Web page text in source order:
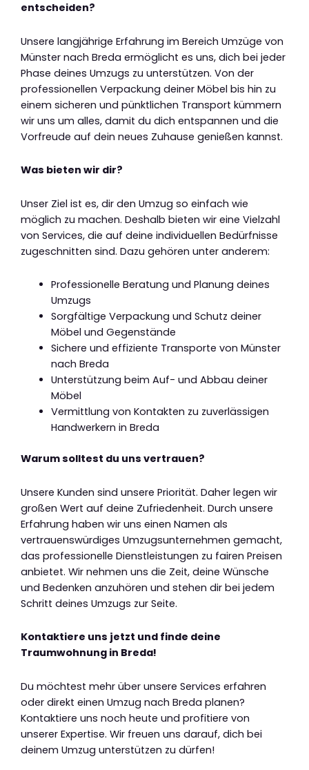
entscheiden?
Unsere langjährige Erfahrung im Bereich Umzüge von
Münster nach Breda ermöglicht es uns, dich bei jeder
Phase deines Umzugs zu unterstützen. Von der
professionellen Verpackung deiner Möbel bis hin zu
einem sicheren und pünktlichen Transport kümmern
wir uns um alles, damit du dich entspannen und die
Vorfreude auf dein neues Zuhause genießen kannst.
Was bieten wir dir?
Unser Ziel ist es, dir den Umzug so einfach wie
möglich zu machen. Deshalb bieten wir eine Vielzahl
von Services, die auf deine individuellen Bedürfnisse
zugeschnitten sind. Dazu gehören unter anderem:
Professionelle Beratung und Planung deines
Umzugs
Sorgfältige Verpackung und Schutz deiner
Möbel und Gegenstände
Sichere und effiziente Transporte von Münster
nach Breda
Unterstützung beim Auf- und Abbau deiner
Möbel
Vermittlung von Kontakten zu zuverlässigen
Handwerkern in Breda
Warum solltest du uns vertrauen?
Unsere Kunden sind unsere Priorität. Daher legen wir
großen Wert auf deine Zufriedenheit. Durch unsere
Erfahrung haben wir uns einen Namen als
vertrauenswürdiges Umzugsunternehmen gemacht,
das professionelle Dienstleistungen zu fairen Preisen
anbietet. Wir nehmen uns die Zeit, deine Wünsche
und Bedenken anzuhören und stehen dir bei jedem
Schritt deines Umzugs zur Seite.
Kontaktiere uns jetzt und finde deine
Traumwohnung in Breda!
Du möchtest mehr über unsere Services erfahren
oder direkt einen Umzug nach Breda planen?
Kontaktiere uns noch heute und profitiere von
unserer Expertise. Wir freuen uns darauf, dich bei
deinem Umzug unterstützen zu dürfen!